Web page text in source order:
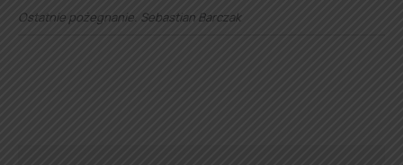
Ostatnie pożegnanie. Sebastian Barczak